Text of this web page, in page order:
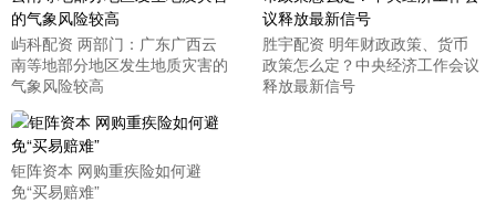
屿科配资 两部门：广东广西云
南等地部分地区发生地质灾害的
气象风险较高
胜宇配资 明年财政政策、货币
政策怎么定？中央经济工作会议
释放最新信号
钜阵资本 网购重疾险如何避
免“买易赔难”